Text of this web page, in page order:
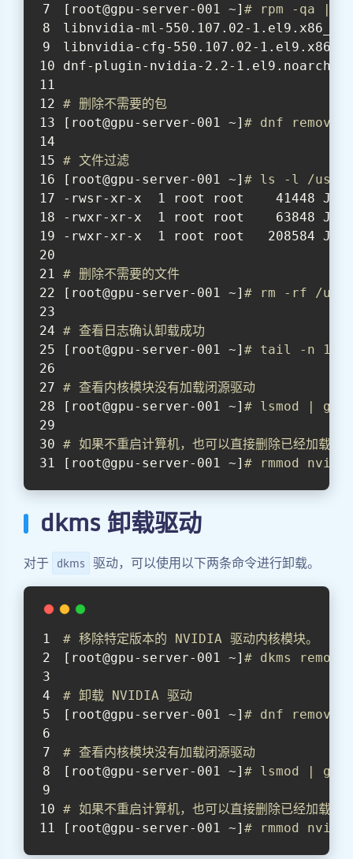
[root@gpu-server-001 ~] # rpm -qa |
libnvidia-ml-550.107.02-1.el9.x86_64
libnvidia-cfg-550.107.02-
dnf-plugin-nvidia-2.2-1.el9.noarch
# 删除不需要的包
[root@gpu-server-001 ~] # dnf remove
# 文件过滤
[root@gpu-server-001 ~] # ls -l /usr/
-rwsr-xr-x  1 root root    41448 Jul
-rwxr-xr-x  1 root root    63848 Jul
-rwxr-xr-x  1 root root   208584 Jul
# 删除不需要的文件
[root@gpu-server-001 ~] # rm -rf /
# 查看日志确认卸载成功
[root@gpu-server-001 ~] # tail -n 1 /
# 查看内核模块没有加载闭源驱动
[root@gpu-server-001 ~] # lsmod |
# 如果不重启计算机，也可以直接删除已经加载的
[root@gpu-server-001 ~] # rmmod
dkms 卸载驱动
对于 dkms 驱动，可以使用以下两条命令进行卸载。
# 移除特定版本的 NVIDIA 驱动内核模块。
[root@gpu-server-001 ~] # dkms
# 卸载 NVIDIA 驱动
[root@gpu-server-001 ~] # dnf remove
# 查看内核模块没有加载闭源驱动
[root@gpu-server-001 ~] # lsmod |
# 如果不重启计算机，也可以直接删除已经加载的
[root@gpu-server-001 ~] # rmmod